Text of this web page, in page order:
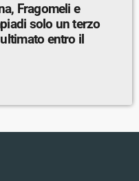
Fragomeli e
solo un terzo
entro il